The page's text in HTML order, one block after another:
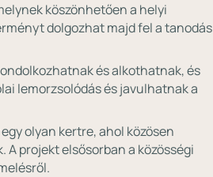
köszönhetően a helyi
dolgozhat majd fel a tanodás
és alkothatnak, és
lemorzsolódás és javulhatnak a
olyan kertre, ahol közösen
projekt elsősorban a közösségi